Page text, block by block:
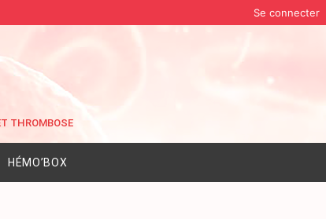
Se connecter
HÉMO’BOX